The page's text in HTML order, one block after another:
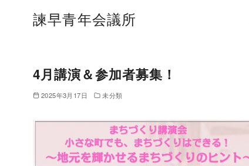
諫早青年会議所
4月講演＆参加者募集！
2025年3月17日 未分類